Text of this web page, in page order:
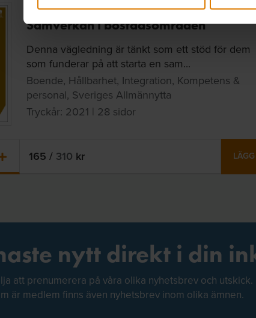
Samverkan i bostadsområden
Denna vägledning är tänkt som ett stöd för dem
som funderar på att starta en sam...
Boende, Hållbarhet, Integration, Kompetens &
personal, Sveriges Allmännytta
Tryckår: 2021 | 28 sidor
165 / 310 kr
nytt direkt i din
att prenumerera på våra olika nyhetsbrev och
är medlem finns även nyhetsbrev inom olika ämnen.